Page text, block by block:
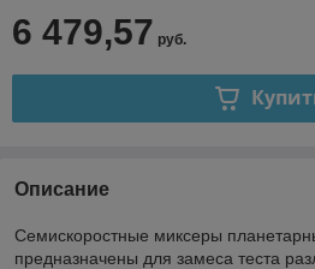
6 479,57 руб.
Описание
Семискоростные миксеры
предназначены для замеса теста